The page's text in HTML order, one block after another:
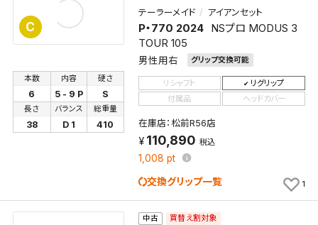
C
テーラーメイド アイアンセット
P・770 2024
NSプロ MODUS 3
TOUR 105
男性用右 グリップ交換可能
本数
6
内容
5 - 9 P
硬さ
S
長さ
38
バランス
D 1
総重量
410
リシャフト
リグリップ
付属品
ヘッドカバー
在庫店：松前R56店
110,890 税込
1,008 pt
交換グリップ一覧 1
中古 買替え割対象